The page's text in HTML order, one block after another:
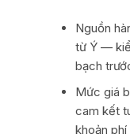
Nguồn
từ Ý —
bạch
Mức giá
cam kết
khoản phí